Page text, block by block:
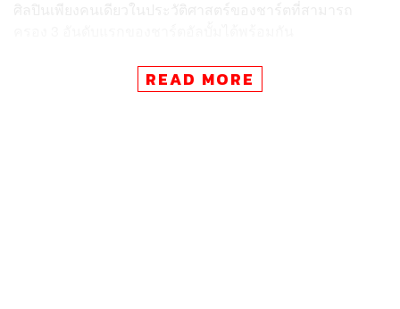
ในทางเดียวกัน การที่เพลง Janice STFU ขึ้นชาร์ตอันดับ 1
บน Billboard Hot 100 ก็ยังทำให้ Drake กลายเป็นศิลปินชาย
READ MORE